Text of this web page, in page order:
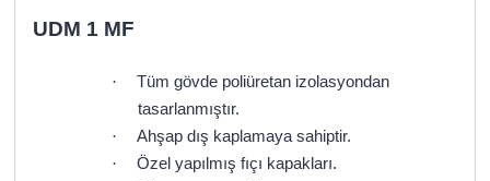
UDM 1 MF
·
Tüm gövde poliüretan izolasyondan
tasarlanmıştır.
·
Ahşap dış kaplamaya sahiptir.
·
Özel yapılmış fıçı kapakları.